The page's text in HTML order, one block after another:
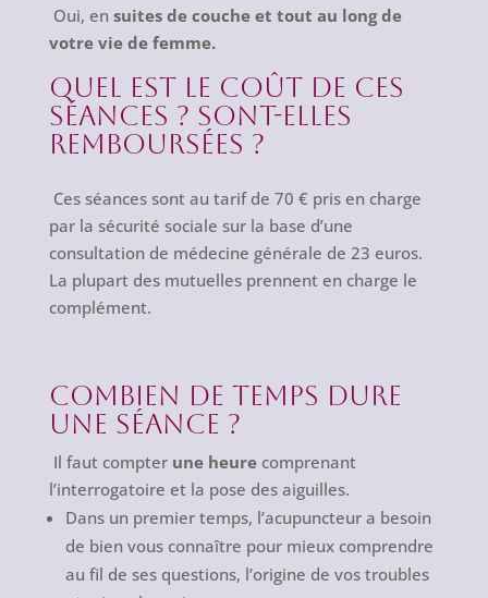
Oui, en suites de couche et tout au long de
votre vie de femme.
Quel est le coût de ces
séances ? Sont-elles
remboursées ?
Ces séances sont au tarif de 70 € pris en charge
par la sécurité sociale sur la base d’une
consultation de médecine générale de 23 euros.
La plupart des mutuelles prennent en charge le
complément.
COMbien de temps dure
une séance ?
Il faut compter une heurecomprenant
l’interrogatoire et la pose des aiguilles.
Dans un premier temps, l’acupuncteur a besoin
de bien vous connaître pour mieux comprendre
au fil de ses questions, l’origine de vos troubles